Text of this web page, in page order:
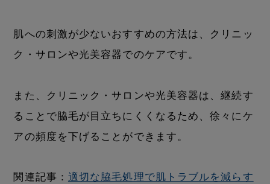
肌への刺激が少ないおすすめの方法は、クリニッ
ク・サロンや光美容器でのケアです。
また、クリニック・サロンや光美容器は、継続す
ることで脇毛が目立ちにくくなるため、徐々にケ
アの頻度を下げることができます。
関連記事： 適切な脇毛処理で肌トラブルを減らす